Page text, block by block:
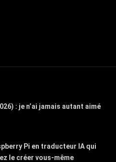
: je n’ai jamais autant aimé
Pi en traducteur IA qui
le créer vous-même